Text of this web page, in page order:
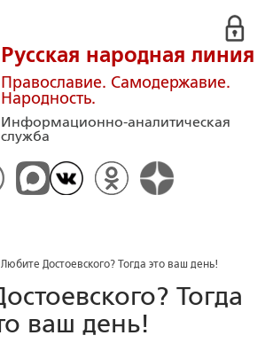
Русская народная линия
Православие. Самодержавие.
Народность.
Информационно-аналитическая
служба
Любите Достоевского? Тогда это ваш день!
Тогда
ваш день!